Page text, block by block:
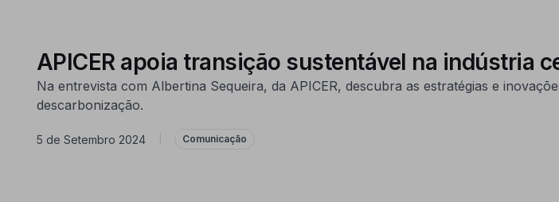
APICER apoia transição sustentável na indústria
Na entrevista com Albertina Sequeira, da APICER, descubra as estratégias e
descarbonização.
5 de Setembro 2024 Comunicação